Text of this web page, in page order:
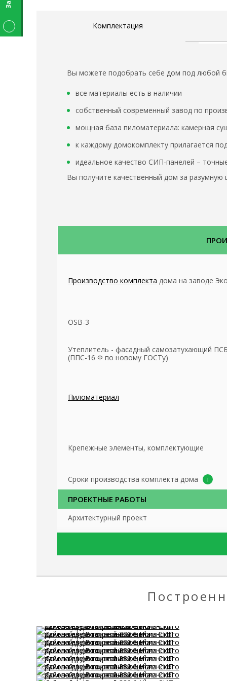
Комплектация
Вы можете подобрать себе дом под любой
все материалы есть в наличии
собственный современный завод по
мощная база пиломатериала: камерная
к каждому домокомплекту прилагается
идеальное качество СИП-панелей –
Вы получите качественный дом за разумную
Производство комплекта дома на заводе
OSB-3
Утеплитель - фасадный самозатухающий
(ППС-16 Ф по новому ГОСТу)
Пиломатериал
Крепежные элементы, комплектующие
Сроки производства комплекта дома
ПРОЕКТНЫЕ РАБОТЫ
Архитектурный проект
Механическое ввинчивание винтовых свай
Доставка материалов и спецтехники на
ОБВЯЗКА ФУНДАМЕНТА